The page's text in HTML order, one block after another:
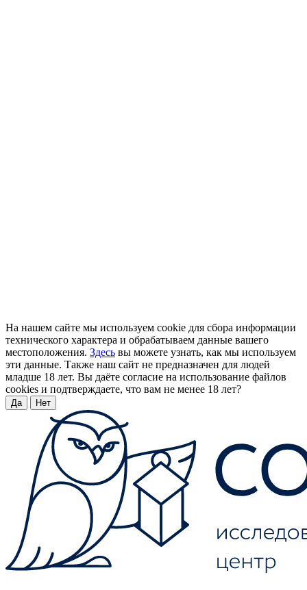
На нашем сайте мы используем cookie для сбора информации
технического характера и обрабатываем данные вашего
местоположения. Здесь вы можете узнать, как мы используем
эти данные. Также наш сайт не предназначен для людей
младше 18 лет. Вы даёте согласие на использование файлов
cookies и подтверждаете, что вам не менее 18 лет?
Да Нет